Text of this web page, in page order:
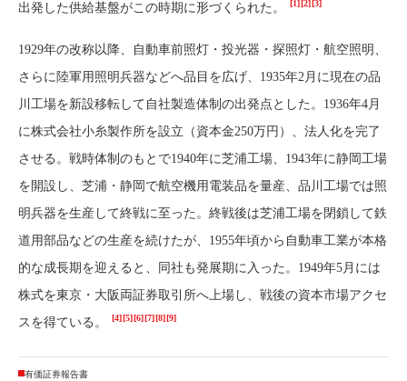
出発した供給基盤がこの時期に形づくられた。
[1][2][3]
1929年の改称以降、自動車前照灯・投光器・探照灯・航空照明、
さらに陸軍用照明兵器などへ品目を広げ、1935年2月に現在の品
川工場を新設移転して自社製造体制の出発点とした。1936年4月
に株式会社小糸製作所を設立（資本金250万円）、法人化を完了
させる。戦時体制のもとで1940年に芝浦工場、1943年に静岡工場
を開設し、芝浦・静岡で航空機用電装品を量産、品川工場では照
明兵器を生産して終戦に至った。終戦後は芝浦工場を閉鎖して鉄
道用部品などの生産を続けたが、1955年頃から自動車工業が本格
的な成長期を迎えると、同社も発展期に入った。1949年5月には
株式を東京・大阪両証券取引所へ上場し、戦後の資本市場アクセ
スを得ている。
[4][5][6][7][8][9]
有価証券報告書